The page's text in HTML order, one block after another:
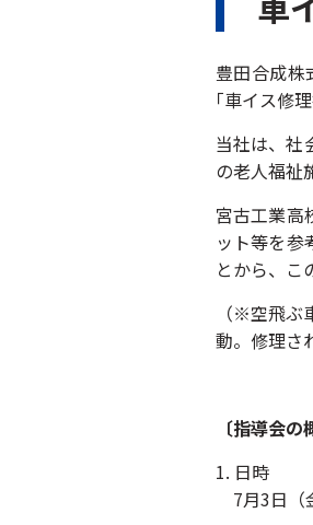
豊田合成株
｢車イス修
当社は、社
の老人福祉
宮古工業高
ット等を
とから、こ
（※空飛
動。修理さ
〔指導会の
1. 日時
7月3日（